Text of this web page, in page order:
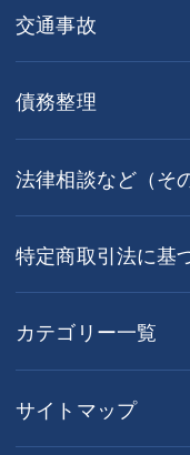
交通事故
債務整理
法律相談など（そ
特定商取引法に基
カテゴリー一覧
サイトマップ